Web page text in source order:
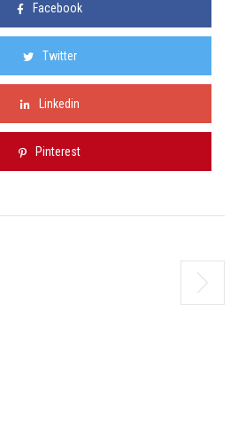
Facebook
Twitter
Linkedin
Pinterest